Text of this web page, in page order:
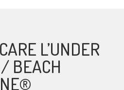
L’UNDER
BEACH